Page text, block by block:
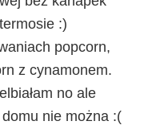
:)
popcorn,
z cynamonem.
no ale
nie można :(